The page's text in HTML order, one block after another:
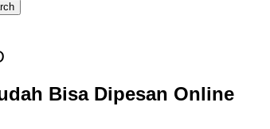
Bisa Dipesan Online